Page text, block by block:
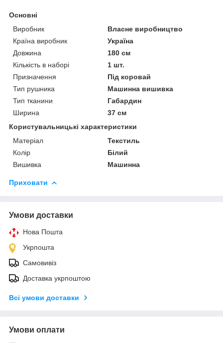
Основні
Виробник
Власне виробництво
Країна виробник
Україна
Довжина
180 см
Кількість в наборі
1 шт.
Призначення
Під коровай
Тип рушника
Машинна вишивка
Тип тканини
Габардин
Ширина
37 см
Користувальницькі характеристики
Матеріал
Текстиль
Колір
Білий
Вишивка
Машинна
Приховати
Умови доставки
Нова Пошта
Укрпошта
Самовивіз
Доставка укрпоштою
Всі умови доставки
Умови оплати